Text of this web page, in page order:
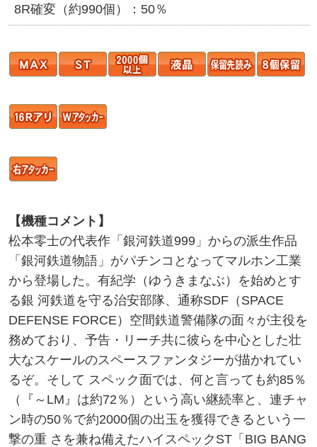
8R確変（約990個）：50％
【機種コメント】
松本零士の代表作「銀河鉄道999」からの派生作品
「銀河鉄道物語」がパチンコとなってマルホン工業
から登場した。有紀学（ゆうきまなぶ）を始めとす
る銀 河鉄道を守る治安部隊、通称SDF（SPACE
DEFENSE FORCE）空間鉄道警備隊の面々が主役を
務めており、予告・リーチ共に彼らを中心とした壮
大なスケールのスペースファンタジーが描かれてい
るぞ。そして スペック面では、何と言っても約85％
（『～LM』は約72％）という高い継続率と、連チャ
ン時の50％で約2000個の出玉を獲得できるという一
撃の重 さを兼ね備えたハイスペックST「BIG BANG